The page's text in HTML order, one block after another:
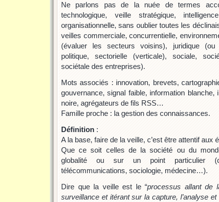
Ne parlons pas de la nuée de termes
technologique, veille stratégique,
organisationnelle, sans oublier toutes les
veilles commerciale, concurrentielle,
(évaluer les secteurs voisins), juridique (ou
politique, sectorielle (verticale), sociale,
sociétale des entreprises).
Mots associés : innovation, brevets,
gouvernance, signal faible, information blanche,
noire, agrégateurs de fils RSS…
Famille proche : la gestion des connaissances.
Définition :
A la base, faire de la veille, c’est être attentif aux
Que ce soit celles de la société ou du
globalité ou sur un point particulier
télécommunications, sociologie, médecine…).
Dire que la veille est le “processus allant de
surveillance et itérant sur la capture, l’analyse et